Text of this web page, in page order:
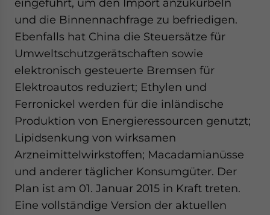
eingeführt, um den Import anzukurbeln
und die Binnennachfrage zu befriedigen.
Ebenfalls hat China die Steuersätze für
Umweltschutzgerätschaften sowie
elektronisch gesteuerte Bremsen für
Elektroautos reduziert; Ethylen und
Ferronickel werden für die inländische
Produktion von Energieressourcen genutzt;
Lipidsenkung von wirksamen
Arzneimittelwirkstoffen; Macadamianüsse
und anderer täglicher Konsumgüter. Der
Plan ist am 01. Januar 2015 in Kraft treten.
Eine vollständige Version der aktuellen
- case sensitive